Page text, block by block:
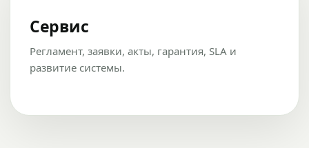
Сервис
Регламент, заявки, акты, гарантия, SLA и
развитие системы.